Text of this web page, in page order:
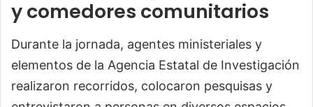
y comedores comunitarios
Durante la jornada, agentes ministeriales y
elementos de la Agencia Estatal de Investigación
realizaron recorridos, colocaron pesquisas y